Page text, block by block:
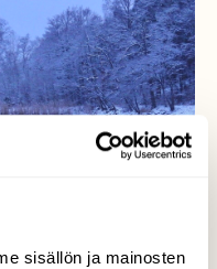
sisällön ja mainosten